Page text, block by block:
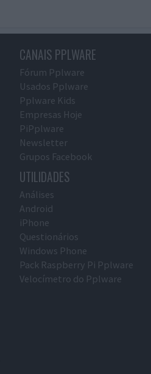
CANAIS PPLWARE
Fórum Pplware
Usados Pplware
Pplware Kids
Empresas Hoje
PiPplware
Newsletter
Grupos Facebook
UTILIDADES
Análises
Android
iPhone
Questionários
Windows Phone
Pack Raspberry Pi Pplware
Velocímetro do Pplware